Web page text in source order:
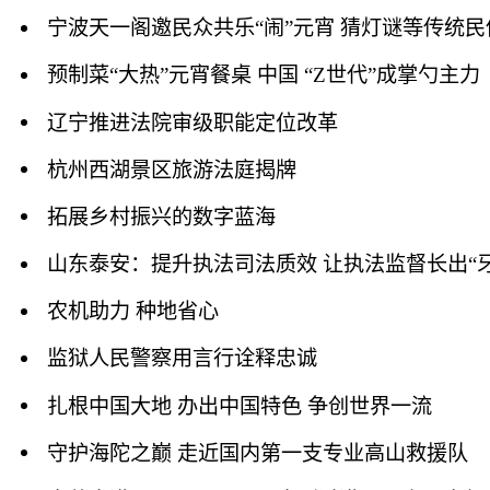
宁波天一阁邀民众共乐“闹”元宵 猜灯谜等传统
预制菜“大热”元宵餐桌 中国 “Z世代”成掌勺主力
辽宁推进法院审级职能定位改革
杭州西湖景区旅游法庭揭牌
拓展乡村振兴的数字蓝海
山东泰安：提升执法司法质效 让执法监督长出“
农机助力 种地省心
监狱人民警察用言行诠释忠诚
扎根中国大地 办出中国特色 争创世界一流
守护海陀之巅 走近国内第一支专业高山救援队